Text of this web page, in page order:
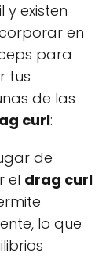
y existen
en
para
tus
de las
curl:
de
el drag curl
lo que